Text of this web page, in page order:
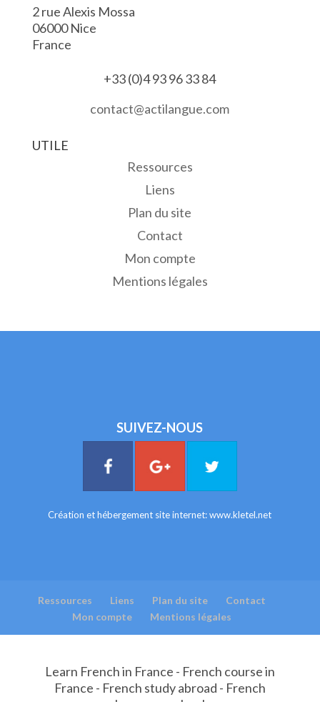
2 rue Alexis Mossa
06000 Nice
France
+33 (0)4 93 96 33 84
contact@actilangue.com
UTILE
Ressources
Liens
Plan du site
Contact
Mon compte
Mentions légales
SUIVEZ-NOUS
Création et hébergement site internet:www.kletel.net
Ressources Liens Plan du site
Contact
Mon compte
Mentions légales
Learn French in France - French course in
France - French study abroad - French